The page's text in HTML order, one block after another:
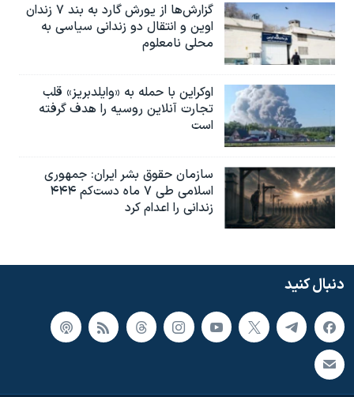
گزارش‌ها از یورش گارد به بند ۷ زندان
اوین و انتقال دو زندانی سیاسی به
محلی نامعلوم
اوکراین با حمله به «وایلدبریز» قلب
تجارت آنلاین روسیه را هدف گرفته
است
سازمان حقوق بشر ایران: جمهوری
اسلامی طی ۷ ماه دست‌کم ۴۴۴
زندانی را اعدام کرد
دنبال کنید